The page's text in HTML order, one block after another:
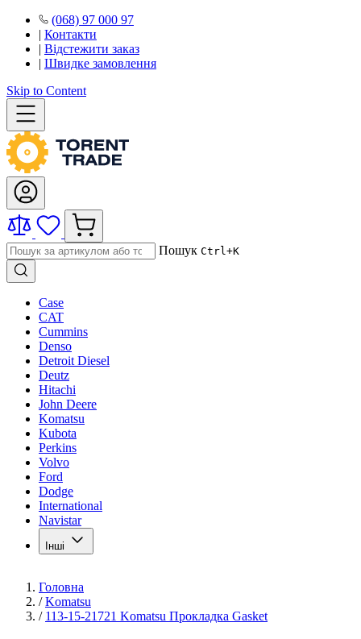
(068) 97 000 97
| Контакти
| Відстежити заказ
| Швидке замовлення
Skip to Content
Пошук Ctrl+K
Case
CAT
Cummins
Denso
Detroit Diesel
Deutz
Hitachi
John Deere
Komatsu
Kubota
Perkins
Volvo
Ford
Dodge
International
Navistar
Інші
Головна
/ Komatsu
/ 113-15-21721 Komatsu Прокладка Gasket